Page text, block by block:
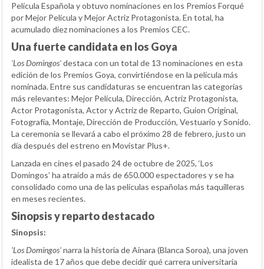
Película Española y obtuvo nominaciones en los Premios Forqué
por Mejor Película y Mejor Actriz Protagonista. En total, ha
acumulado diez nominaciones a los Premios CEC.
Una fuerte candidata en los Goya
'Los Domingos'destaca con un total de 13 nominaciones en esta
edición de los Premios Goya, convirtiéndose en la película más
nominada. Entre sus candidaturas se encuentran las categorías
más relevantes: Mejor Película, Dirección, Actriz Protagonista,
Actor Protagonista, Actor y Actriz de Reparto, Guion Original,
Fotografía, Montaje, Dirección de Producción, Vestuario y Sonido.
La ceremonia se llevará a cabo el próximo 28 de febrero, justo un
día después del estreno en Movistar Plus+.
Lanzada en cines el pasado 24 de octubre de 2025, ‘Los
Domingos’ ha atraído a más de 650.000 espectadores y se ha
consolidado como una de las películas españolas más taquilleras
en meses recientes.
Sinopsis y reparto destacado
Sinopsis:
'Los Domingos'narra la historia de Ainara (Blanca Soroa), una joven
idealista de 17 años que debe decidir qué carrera universitaria